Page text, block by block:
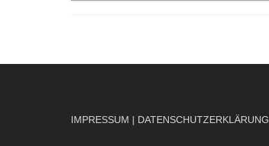
IMPRESSUM | DATENSCHUTZERKLÄRUNG